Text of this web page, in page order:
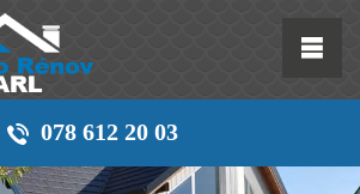
078 612 20 03